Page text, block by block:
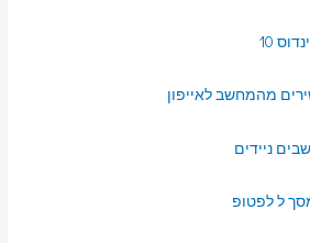
10
מהמחשב לאייפון
ניידים
ל לפטופ